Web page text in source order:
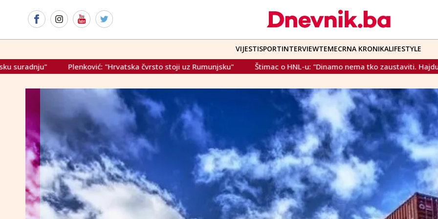
VIJESTISPORTINTERVIEWTEMECRNA KRONIKALIFESTYLE
čvrsto stoji uz Rumunjsku" Štimac o HNL-u: "Dinamo nema tko zaustaviti. Hajduk će i dalje lutati, model se pokazuje